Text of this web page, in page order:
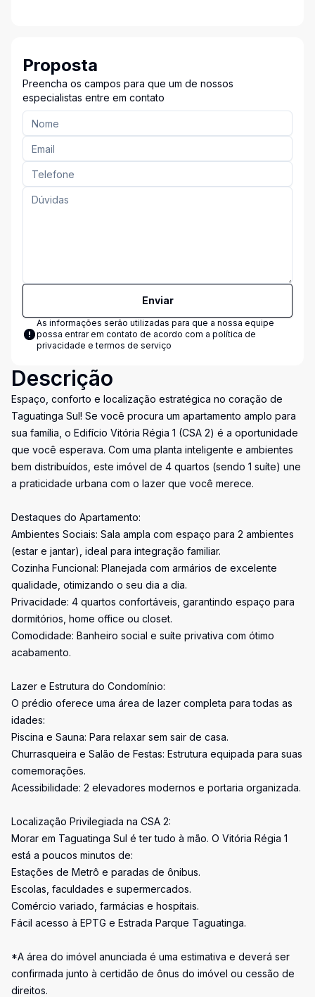
Proposta
Preencha os campos para que um de nossos
especialistas entre em contato
Enviar
As informações serão utilizadas para que a nossa equipe
possa entrar em contato de acordo com a política de
privacidade e termos de serviço
Descrição
Espaço, conforto e localização estratégica no coração de
Taguatinga Sul! Se você procura um apartamento amplo para
sua família, o Edifício Vitória Régia 1 (CSA 2) é a oportunidade
que você esperava. Com uma planta inteligente e ambientes
bem distribuídos, este imóvel de 4 quartos (sendo 1 suíte) une
a praticidade urbana com o lazer que você merece.
Destaques do Apartamento:
Ambientes Sociais: Sala ampla com espaço para 2 ambientes
(estar e jantar), ideal para integração familiar.
Cozinha Funcional: Planejada com armários de excelente
qualidade, otimizando o seu dia a dia.
Privacidade: 4 quartos confortáveis, garantindo espaço para
dormitórios, home office ou closet.
Comodidade: Banheiro social e suíte privativa com ótimo
acabamento.
Lazer e Estrutura do Condomínio:
O prédio oferece uma área de lazer completa para todas as
idades:
Piscina e Sauna: Para relaxar sem sair de casa.
Churrasqueira e Salão de Festas: Estrutura equipada para suas
comemorações.
Acessibilidade: 2 elevadores modernos e portaria organizada.
Localização Privilegiada na CSA 2:
Morar em Taguatinga Sul é ter tudo à mão. O Vitória Régia 1
está a poucos minutos de:
Estações de Metrô e paradas de ônibus.
Escolas, faculdades e supermercados.
Comércio variado, farmácias e hospitais.
Fácil acesso à EPTG e Estrada Parque Taguatinga.
*A área do imóvel anunciada é uma estimativa e deverá ser
confirmada junto à certidão de ônus do imóvel ou cessão de
direitos.